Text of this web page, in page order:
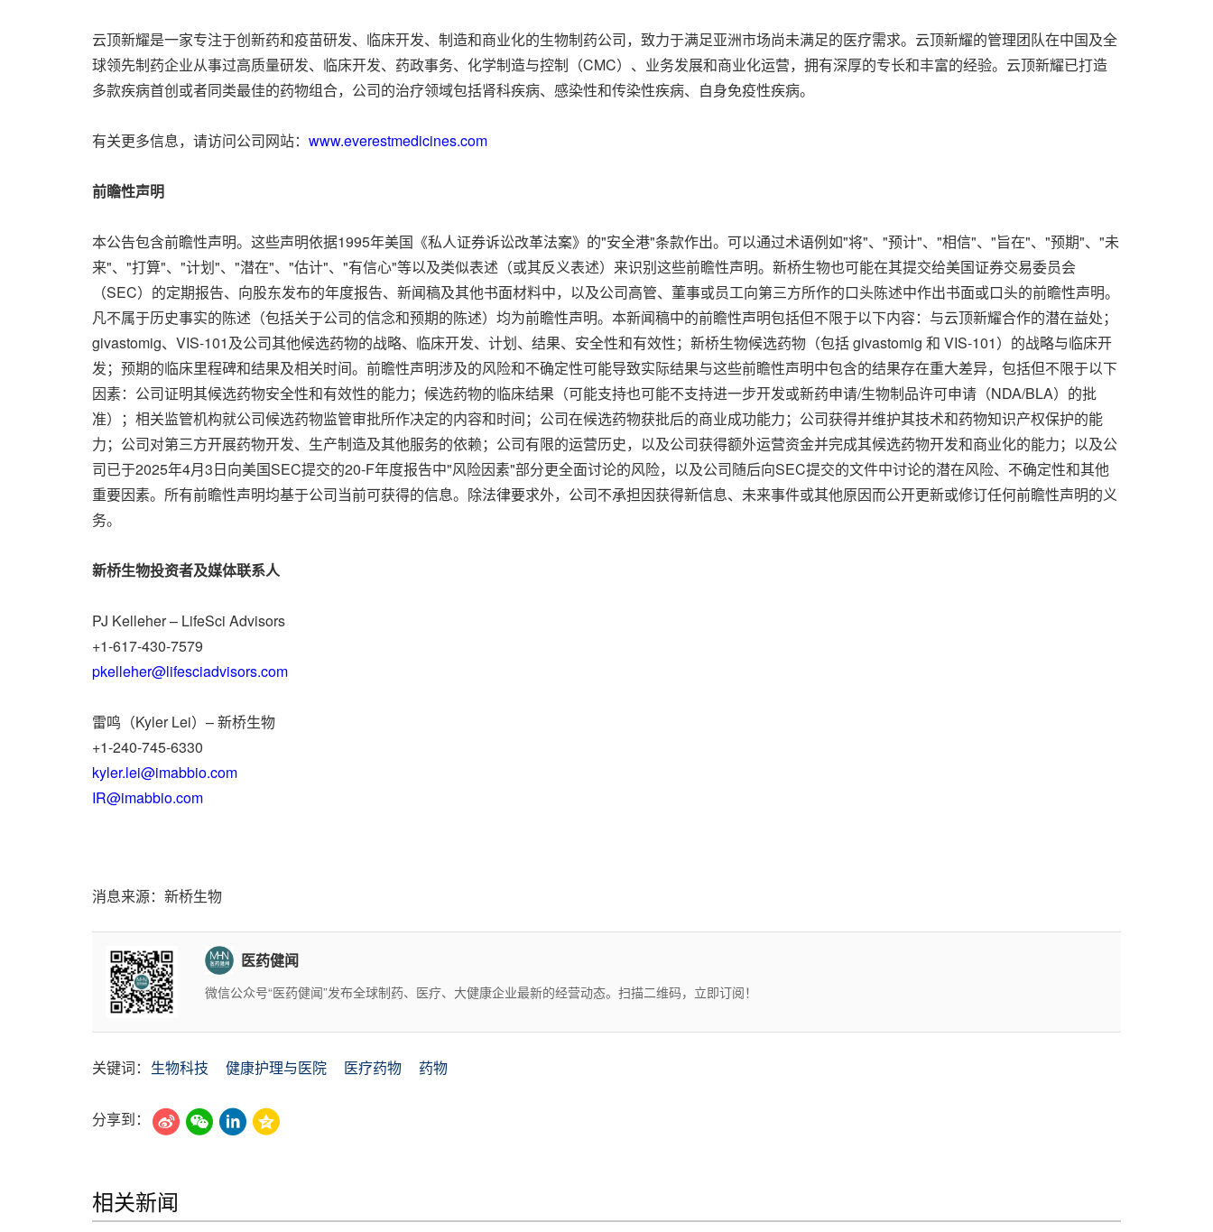
云顶新耀是一家专注于创新药和疫苗研发、临床开发、制造和商业化的生物制药公司，致力于满足亚洲市场尚未满足的医疗需求。云顶新耀的管理团队在中国及全
球领先制药企业从事过高质量研发、临床开发、药政事务、化学制造与控制（CMC）、业务发展和商业化运营，拥有深厚的专长和丰富的经验。云顶新耀已打造
多款疾病首创或者同类最佳的药物组合，公司的治疗领域包括肾科疾病、感染性和传染性疾病、自身免疫性疾病。
有关更多信息，请访问公司网站： www.everestmedicines.com
前瞻性声明
本公告包含前瞻性声明。这些声明依据1995年美国《私人证券诉讼改革法案》的"安全港"条款作出。可以通过术语例如"将"、"预计"、"相信"、"旨在"、"预期"、"未
来"、"打算"、"计划"、"潜在"、"估计"、"有信心"等以及类似表述（或其反义表述）来识别这些前瞻性声明。新桥生物也可能在其提交给美国证券交易委员会
（SEC）的定期报告、向股东发布的年度报告、新闻稿及其他书面材料中，以及公司高管、董事或员工向第三方所作的口头陈述中作出书面或口头的前瞻性声明。
凡不属于历史事实的陈述（包括关于公司的信念和预期的陈述）均为前瞻性声明。本新闻稿中的前瞻性声明包括但不限于以下内容：与云顶新耀合作的潜在益处；
givastomig、VIS-101及公司其他候选药物的战略、临床开发、计划、结果、安全性和有效性；新桥生物候选药物（包括 givastomig 和 VIS-101）的战略与临床开
发；预期的临床里程碑和结果及相关时间。前瞻性声明涉及的风险和不确定性可能导致实际结果与这些前瞻性声明中包含的结果存在重大差异，包括但不限于以下
因素：公司证明其候选药物安全性和有效性的能力；候选药物的临床结果（可能支持也可能不支持进一步开发或新药申请/生物制品许可申请（NDA/BLA）的批
准）；相关监管机构就公司候选药物监管审批所作决定的内容和时间；公司在候选药物获批后的商业成功能力；公司获得并维护其技术和药物知识产权保护的能
力；公司对第三方开展药物开发、生产制造及其他服务的依赖；公司有限的运营历史，以及公司获得额外运营资金并完成其候选药物开发和商业化的能力；以及公
司已于2025年4月3日向美国SEC提交的20-F年度报告中"风险因素"部分更全面讨论的风险，以及公司随后向SEC提交的文件中讨论的潜在风险、不确定性和其他
重要因素。所有前瞻性声明均基于公司当前可获得的信息。除法律要求外，公司不承担因获得新信息、未来事件或其他原因而公开更新或修订任何前瞻性声明的义
务。
新桥生物投资者及媒体联系人
PJ Kelleher – LifeSci Advisors
+1-617-430-7579
pkelleher@lifesciadvisors.com
雷鸣（Kyler Lei）– 新桥生物
+1-240-745-6330
kyler.lei@imabbio.com
IR@imabbio.com
消息来源：新桥生物
医药健闻
微信公众号“医药健闻”发布全球制药、医疗、大健康企业最新的经营动态。扫描二维码，立即订阅！
关键词： 生物科技 健康护理与医院 医疗药物 药物
分享到：
相关新闻